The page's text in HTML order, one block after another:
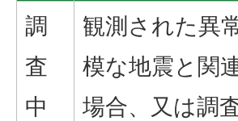
調
査
中
観測された異
模な地震と関
場合、又は調